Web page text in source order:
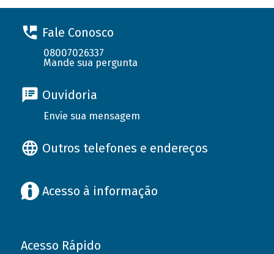
Fale Conosco
08007026337
Mande sua pergunta
Ouvidoria
Envie sua mensagem
Outros telefones e endereços
Acesso à informação
Acesso Rápido